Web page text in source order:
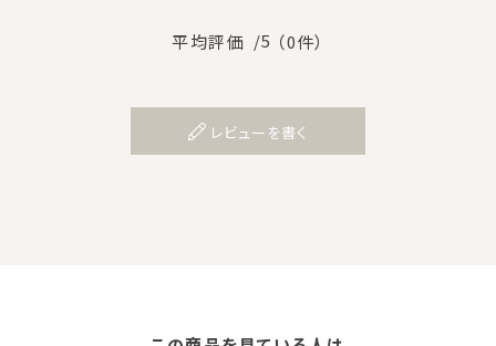
平均評価 /5 （0件）
レビューを書く